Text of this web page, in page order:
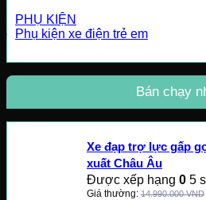
PHỤ KIỆN
Phụ kiện xe điện trẻ em
Bán chạy
Xe đạp trợ lực gấp
xuất Châu Âu
Được xếp hạng 0 5
Giá thường: 14.990.000VND